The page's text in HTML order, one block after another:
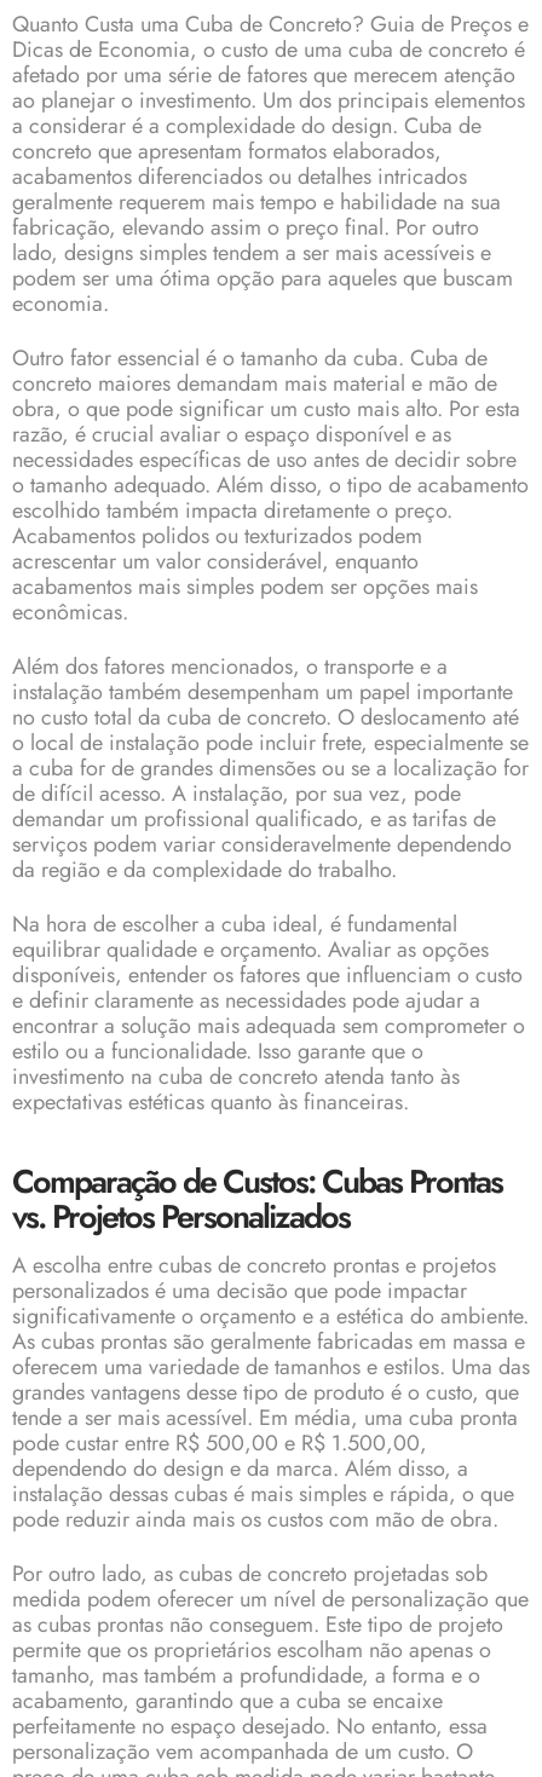
Quanto Custa uma Cuba de Concreto? Guia de Preços e
Dicas de Economia, o custo de uma cuba de concreto é
afetado por uma série de fatores que merecem atenção
ao planejar o investimento. Um dos principais elementos
a considerar é a complexidade do design. Cuba de
concreto que apresentam formatos elaborados,
acabamentos diferenciados ou detalhes intricados
geralmente requerem mais tempo e habilidade na sua
fabricação, elevando assim o preço final. Por outro
lado, designs simples tendem a ser mais acessíveis e
podem ser uma ótima opção para aqueles que buscam
economia.
Outro fator essencial é o tamanho da cuba. Cuba de
concreto maiores demandam mais material e mão de
obra, o que pode significar um custo mais alto. Por esta
razão, é crucial avaliar o espaço disponível e as
necessidades específicas de uso antes de decidir sobre
o tamanho adequado. Além disso, o tipo de acabamento
escolhido também impacta diretamente o preço.
Acabamentos polidos ou texturizados podem
acrescentar um valor considerável, enquanto
acabamentos mais simples podem ser opções mais
econômicas.
Além dos fatores mencionados, o transporte e a
instalação também desempenham um papel importante
no custo total da cuba de concreto. O deslocamento até
o local de instalação pode incluir frete, especialmente se
a cuba for de grandes dimensões ou se a localização for
de difícil acesso. A instalação, por sua vez, pode
demandar um profissional qualificado, e as tarifas de
serviços podem variar consideravelmente dependendo
da região e da complexidade do trabalho.
Na hora de escolher a cuba ideal, é fundamental
equilibrar qualidade e orçamento. Avaliar as opções
disponíveis, entender os fatores que influenciam o custo
e definir claramente as necessidades pode ajudar a
encontrar a solução mais adequada sem comprometer o
estilo ou a funcionalidade. Isso garante que o
investimento na cuba de concreto atenda tanto às
expectativas estéticas quanto às financeiras.
Comparação de Custos: Cubas Prontas
vs. Projetos Personalizados
A escolha entre cubas de concreto prontas e projetos
personalizados é uma decisão que pode impactar
significativamente o orçamento e a estética do ambiente.
As cubas prontas são geralmente fabricadas em massa e
oferecem uma variedade de tamanhos e estilos. Uma das
grandes vantagens desse tipo de produto é o custo, que
tende a ser mais acessível. Em média, uma cuba pronta
pode custar entre R$ 500,00 e R$ 1.500,00,
dependendo do design e da marca. Além disso, a
instalação dessas cubas é mais simples e rápida, o que
pode reduzir ainda mais os custos com mão de obra.
Por outro lado, as cubas de concreto projetadas sob
medida podem oferecer um nível de personalização que
as cubas prontas não conseguem. Este tipo de projeto
permite que os proprietários escolham não apenas o
tamanho, mas também a profundidade, a forma e o
acabamento, garantindo que a cuba se encaixe
perfeitamente no espaço desejado. No entanto, essa
personalização vem acompanhada de um custo. O